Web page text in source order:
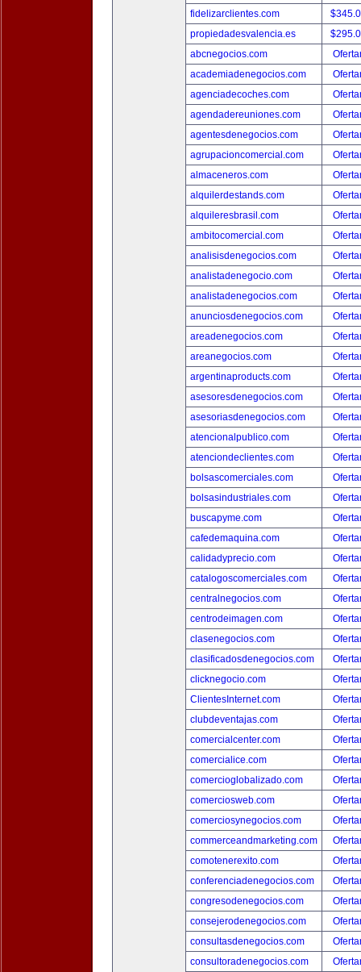
fidelizarclientes.com
propiedadesvalencia.es
abcnegocios.com
academiadenegocios.com
agenciadecoches.com
agendadereuniones.com
agentesdenegocios.com
agrupacioncomercial.com
almaceneros.com
alquilerdestands.com
alquileresbrasil.com
ambitocomercial.com
analisisdenegocios.com
analistadenegocio.com
analistadenegocios.com
anunciosdenegocios.com
areadenegocios.com
areanegocios.com
argentinaproducts.com
asesoresdenegocios.com
asesoriasdenegocios.com
atencionalpublico.com
atenciondeclientes.com
bolsascomerciales.com
bolsasindustriales.com
buscapyme.com
cafedemaquina.com
calidadyprecio.com
catalogoscomerciales.com
centralnegocios.com
centrodeimagen.com
clasenegocios.com
clasificadosdenegocios.com
clicknegocio.com
ClientesInternet.com
clubdeventajas.com
comercialcenter.com
comercialice.com
comercioglobalizado.com
comerciosweb.com
comerciosynegocios.com
commerceandmarketing.com
comotenerexito.com
conferenciadenegocios.com
congresodenegocios.com
consejerodenegocios.com
consultasdenegocios.com
consultoradenegocios.com